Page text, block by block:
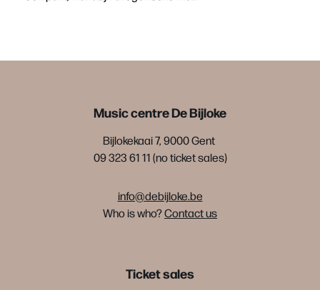
Music centre De Bijloke
Bijlokekaai 7, 9000 Gent
09 323 61 11 (no ticket sales)
info@debijloke.be
Who is who?Contact us
Ticket sales